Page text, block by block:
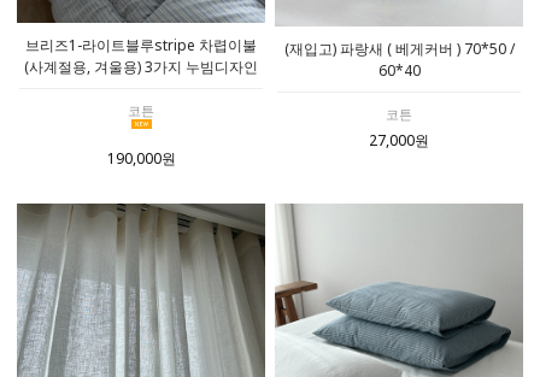
브리즈1-라이트블루stripe 차렵이불
(사계절용, 겨울용) 3가지 누빔디자인
코튼
190,000원
(재입고) 파랑새 ( 베게커버 ) 70*50 /
60*40
코튼
27,000원